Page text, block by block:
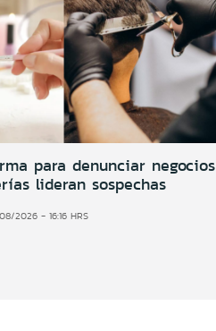
para denunciar negocios
lideran sospechas
2026 - 16:16 HRS